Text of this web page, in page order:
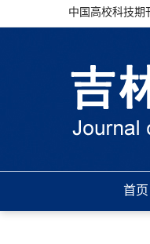
中国高校科技期
首页